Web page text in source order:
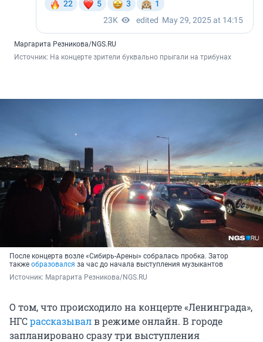
Маргарита Резникова/NGS.RU
Источник: На концерте зрители буквально прыгали на трибунах
После концерта возле «Сибирь-Арены» собралась пробка. Затор
также образовался за час до начала выступления музыкантов
Источник: Маргарита Резникова/NGS.RU
О том, что происходило на концерте «Ленинграда»,
НГСрассказывалв режиме онлайн. В городе
запланировано сразу три выступления